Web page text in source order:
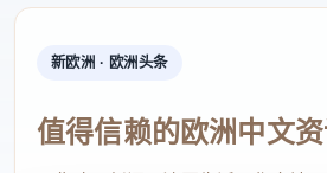
演员方汝将塑造的蔡伯喈，不再
汉”，而是一个在强权与伦理夹缝
悔恨的复杂个体，其表演在传统
新欧洲 · 欧洲头条
值得信赖的欧洲中文资